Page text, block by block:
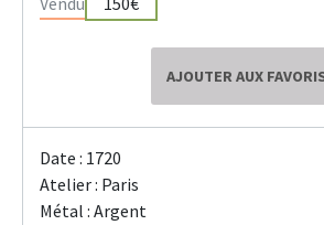
AJOUTER AUX
Date : 1720
Atelier : Paris
Métal : Argent